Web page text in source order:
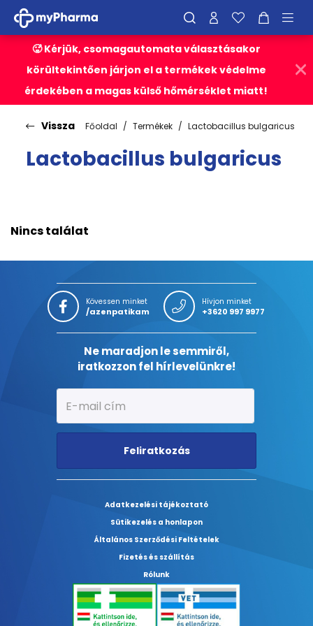
🥵 Kérjük, csomagautomata választásakor
körültekintően járjon el a termékek védelme
érdekében a magas külső hőmérséklet miatt!
Vissza Főoldal Termékek Lactobacillus bulgaricus
Lactobacillus bulgaricus
Nincs találat
Kövessen minket
/azenpatikam
Hívjon minket
+3620 997 9977
Ne maradjon le semmiről,
iratkozzon fel hírlevelünkre!
Feliratkozás
Adatkezelési tájékoztató
Sütikezelés a honlapon
Általános Szerződési Feltételek
Fizetés és szállítás
Rólunk